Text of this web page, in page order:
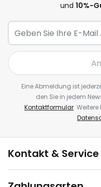
und 10%-
Eine Abmeldung ist
den Sie in jedem
Kontaktformular.
Kontakt & Service